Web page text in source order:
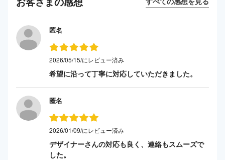
匿名
2026/05/15/にレビュー済み
希望に沿って丁寧に対応していただきました。
匿名
2026/01/09/にレビュー済み
デザイナーさんの対応も良く、連絡もスムーズで
した。